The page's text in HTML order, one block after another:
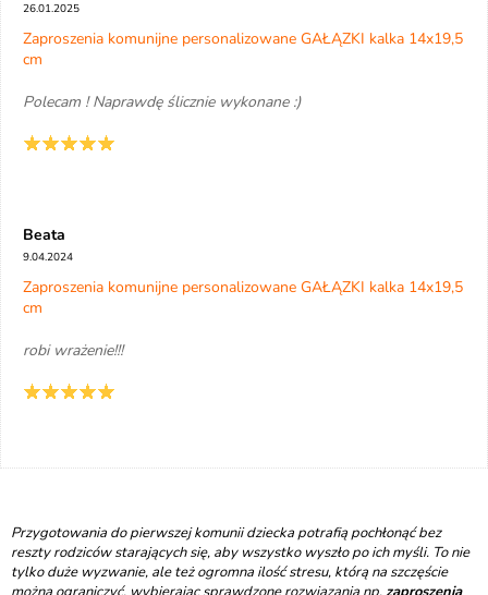
26.01.2025
Zaproszenia komunijne personalizowane GAŁĄZKI kalka 14x19,5
cm
Polecam ! Naprawdę ślicznie wykonane :)
Beata
9.04.2024
Zaproszenia komunijne personalizowane GAŁĄZKI kalka 14x19,5
cm
robi wrażenie!!!
Przygotowania do pierwszej komunii dziecka potrafią pochłonąć bez
reszty rodziców starających się, aby wszystko wyszło po ich myśli. To nie
tylko duże wyzwanie, ale też ogromna ilość stresu, którą na szczęście